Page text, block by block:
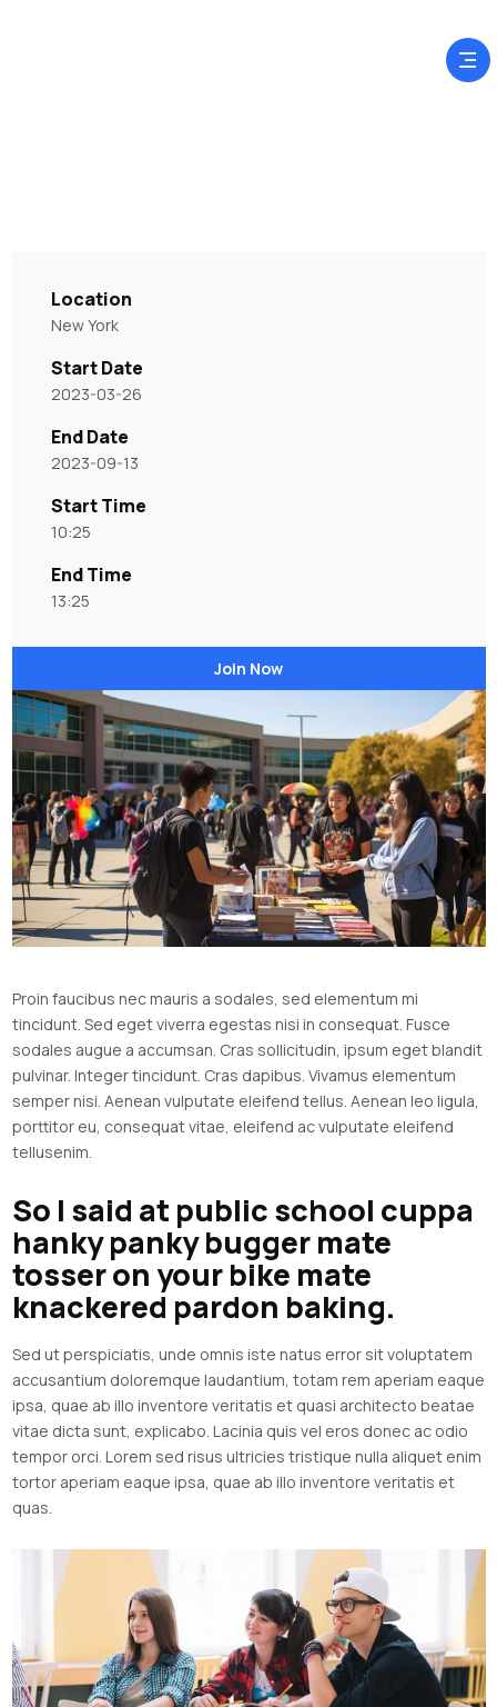
Location
New York
Start Date
2023-03-26
End Date
2023-09-13
Start Time
10:25
End Time
13:25
Join Now
Proin faucibus nec mauris a sodales, sed elementum mi
tincidunt. Sed eget viverra egestas nisi in consequat. Fusce
sodales augue a accumsan. Cras sollicitudin, ipsum eget blandit
pulvinar. Integer tincidunt. Cras dapibus. Vivamus elementum
semper nisi. Aenean vulputate eleifend tellus. Aenean leo ligula,
porttitor eu, consequat vitae, eleifend ac vulputate eleifend
tellusenim.
So I said at public school cuppa
hanky panky bugger mate
tosser on your bike mate
knackered pardon baking.
Sed ut perspiciatis, unde omnis iste natus error sit voluptatem
accusantium doloremque laudantium, totam rem aperiam eaque
ipsa, quae ab illo inventore veritatis et quasi architecto beatae
vitae dicta sunt, explicabo. Lacinia quis vel eros donec ac odio
tempor orci. Lorem sed risus ultricies tristique nulla aliquet enim
tortor aperiam eaque ipsa, quae ab illo inventore veritatis et
quas.